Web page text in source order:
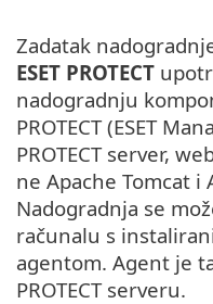
Zadatak
ESET PROTECT
nadogradnju
PROTECT (ESET
PROTECT server,
ne Apache Tomcat i
Nadogradnja se
računalu s
agentom. Agent je
PROTECT serveru.